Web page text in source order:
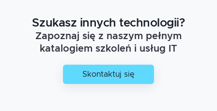
Szukasz innych technologii?
Zapoznaj się z naszym pełnym
katalogiem szkoleń i usług IT
Skontaktuj się